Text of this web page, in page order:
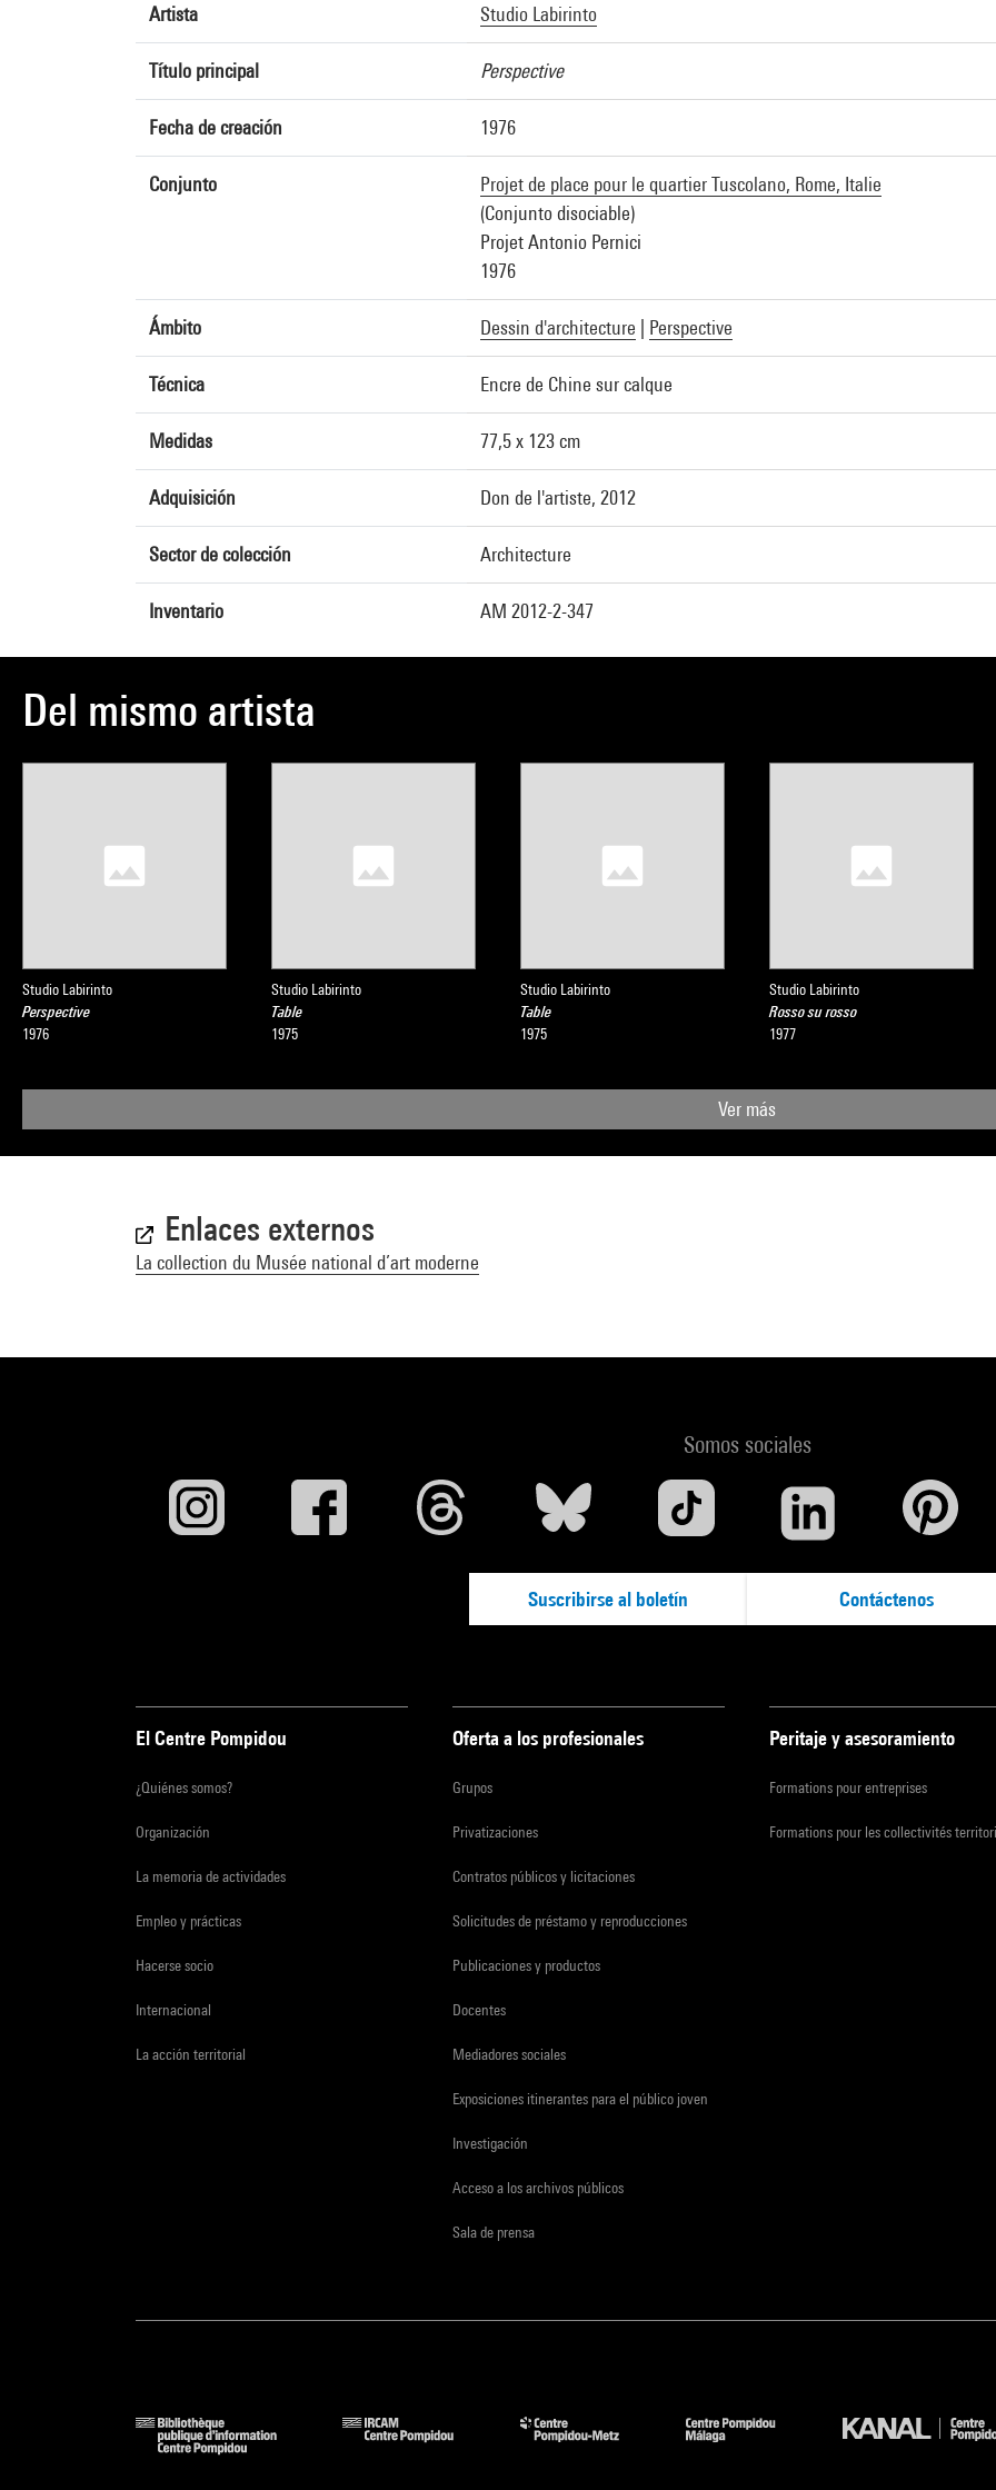
Artista Studio Labirinto
Título principal Perspective
Fecha de creación 1976
Conjunto
Projet de place pour le quartier Tuscolano, Rome, Italie
(Conjunto disociable)
Projet Antonio Pernici
1976
Ámbito Dessin d'architecture Perspective
Técnica Encre de Chine sur calque
Medidas 77,5 x 123 cm
Adquisición Don de l'artiste, 2012
Sector de colección Architecture
Inventario AM 2012-2-347
Del mismo artista
Studio Labirinto
Perspective
1976
Studio Labirinto
Table
1975
Studio Labirinto
Table
1975
Studio Labirinto
Rosso su rosso
1977
Ver más
Enlaces externos
La collection du Musée national d’art moderne
Somos sociales
Suscribirse al boletín Contáctenos
El Centre Pompidou
¿Quiénes somos?
Organización
La memoria de actividades
Empleo y prácticas
Hacerse socio
Internacional
La acción territorial
Oferta a los profesionales
Grupos
Privatizaciones
Contratos públicos y licitaciones
Solicitudes de préstamo y reproducciones
Publicaciones y productos
Docentes
Mediadores sociales
Exposiciones itinerantes para el público joven
Investigación
Acceso a los archivos públicos
Sala de prensa
Peritaje y asesoramiento
Formations pour entreprises
Formations pour les collectivités